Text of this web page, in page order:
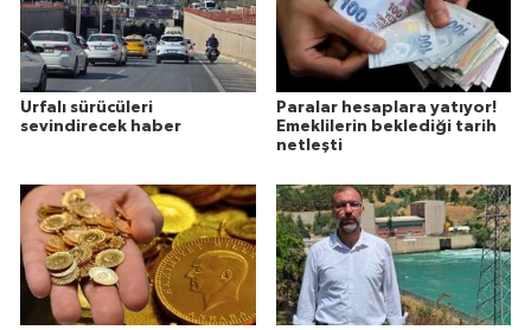
Urfalı sürücüleri
sevindirecek haber
Paralar hesaplara yatıyor!
Emeklilerin beklediği tarih
netleşti